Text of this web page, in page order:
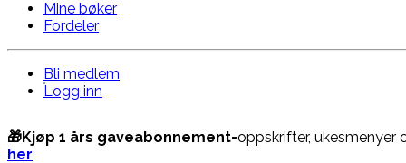
Mine bøker
Fordeler
Bli medlem
Logg inn
🎁Kjøp 1 års gaveabonnement-oppskrifter,
her